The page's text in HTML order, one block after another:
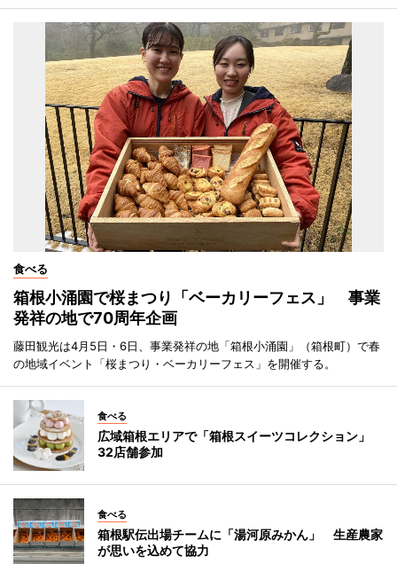
食べる
箱根小涌園で桜まつり「ベーカリーフェス」 事業
発祥の地で70周年企画
藤田観光は4月5日・6日、事業発祥の地「箱根小涌園」（箱根町）で春
の地域イベント「桜まつり・ベーカリーフェス」を開催する。
食べる
広域箱根エリアで「箱根スイーツコレクション」
32店舗参加
食べる
箱根駅伝出場チームに「湯河原みかん」 生産農家
が思いを込めて協力